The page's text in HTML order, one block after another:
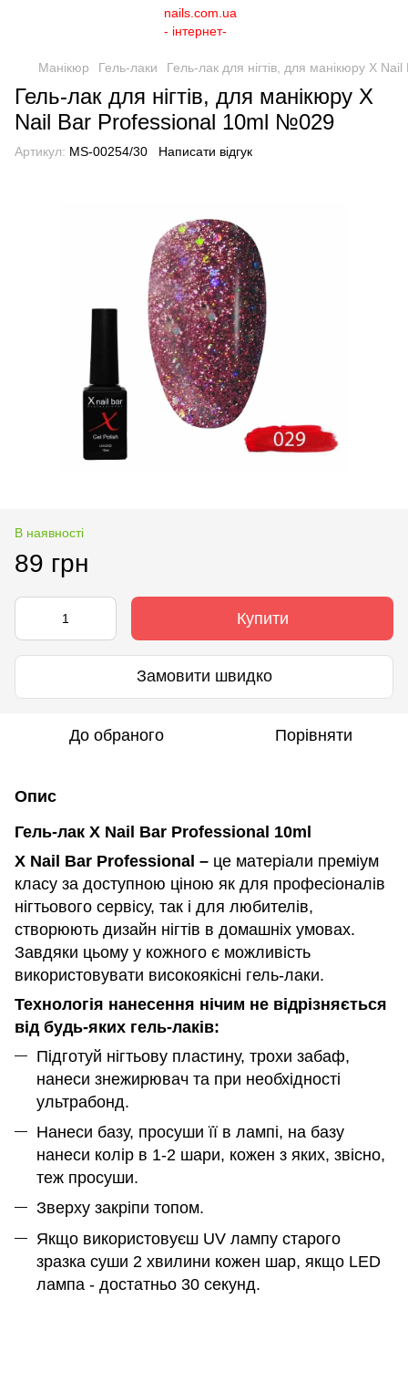
Манікюр Гель-лаки Гель-лак для нігтів, для манікюру X
Гель-лак для нігтів, для манікюру X
Nail Bar Professional 10ml №029
Артикул: MS-00254/30 Написати відгук
В наявності
89 грн
Купити
Замовити швидко
До обраного Порівняти
Опис
Гель-лак X Nail Bar Professional 10ml
X Nail Bar Professional – це матеріали преміум
класу за доступною ціною як для професіоналів
нігтьового сервісу, так і для любителів,
створюють дизайн нігтів в домашніх умовах.
Завдяки цьому у кожного є можливість
використовувати високоякісні гель-лаки.
Технологія нанесення нічим не відрізняється
від будь-яких гель-лаків:
Підготуй нігтьову пластину, трохи забаф,
нанеси знежирювач та при необхідності
ультрабонд.
Нанеси базу, просуши її в лампі, на базу
нанеси колір в 1-2 шари, кожен з яких, звісно,
теж просуши.
Зверху закріпи топом.
Якщо використовуєш UV лампу старого
зразка суши 2 хвилини кожен шар, якщо LED
лампа - достатньо 30 секунд.